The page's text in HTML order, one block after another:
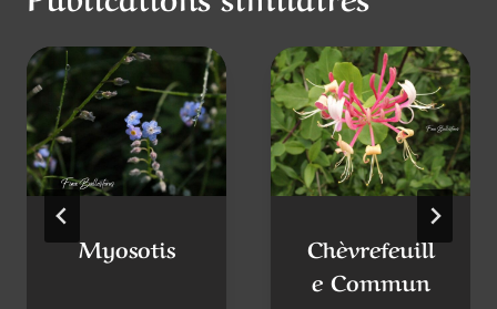
Myosotis
Chèvrefeuill
e Commun